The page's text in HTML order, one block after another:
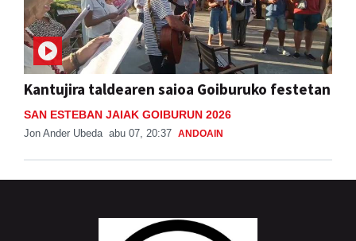
Kantujira taldearen saioa Goiburuko festetan
SAN ESTEBAN JAIAK GOIBURUN 2026
Jon Ander Ubeda abu 07, 20:37 ANDOAIN